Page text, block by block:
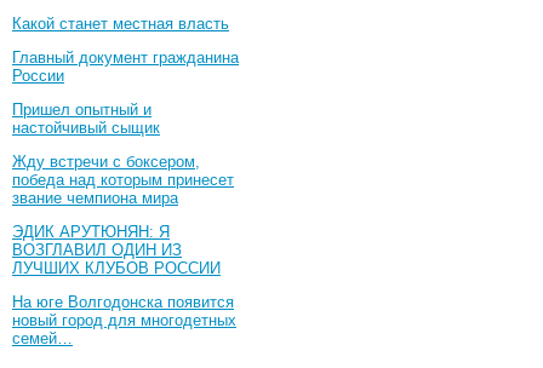
Какой станет местная власть
Главный документ гражданина
России
Пришел опытный и
настойчивый сыщик
Жду встречи с боксером,
победа над которым принесет
звание чемпиона мира
ЭДИК АРУТЮНЯН: Я
ВОЗГЛАВИЛ ОДИН ИЗ
ЛУЧШИХ КЛУБОВ РОССИИ
На юге Волгодонска появится
новый город для многодетных
семей…